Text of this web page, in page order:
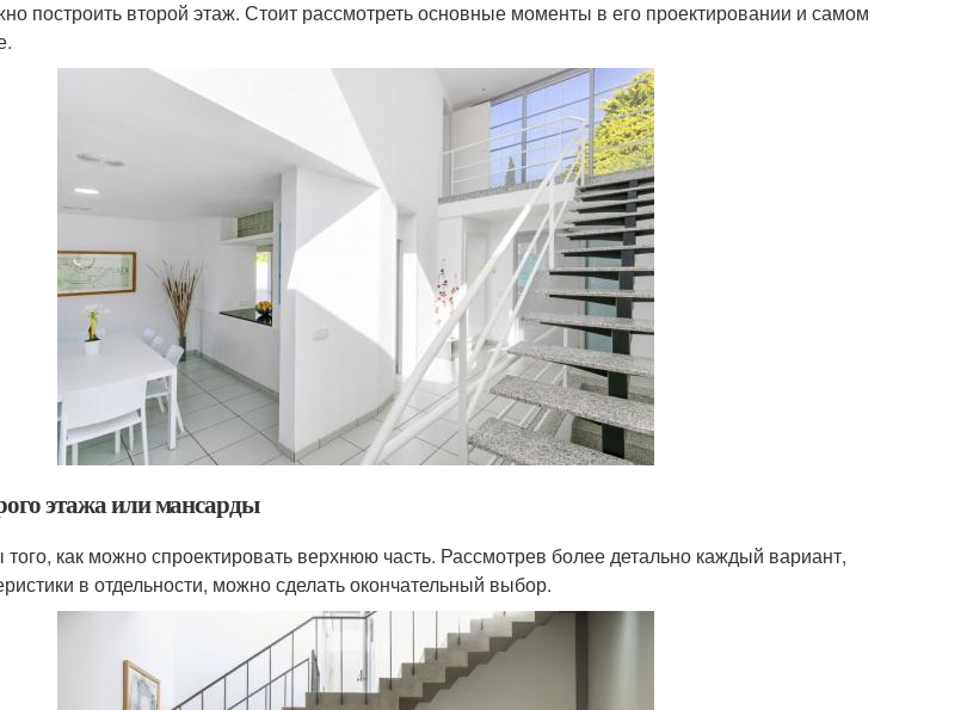
построить второй этаж. Стоит рассмотреть основные моменты в его проектировании и самом
этажа или мансарды
как можно спроектировать верхнюю часть. Рассмотрев более детально каждый вариант,
в отдельности, можно сделать окончательный выбор.